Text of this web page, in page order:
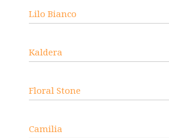
Lilo Bianco
Kaldera
Floral Stone
Camilia